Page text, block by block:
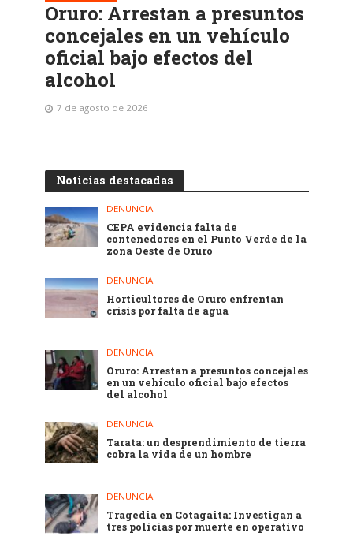
Oruro: Arrestan a presuntos
concejales en un vehículo
oficial bajo efectos del
alcohol
7 de agosto de 2026
Noticias destacadas
DENUNCIA
CEPA evidencia falta de
contenedores en el Punto Verde de la
zona Oeste de Oruro
DENUNCIA
Horticultores de Oruro enfrentan
crisis por falta de agua
DENUNCIA
Oruro: Arrestan a presuntos concejales
en un vehículo oficial bajo efectos
del alcohol
DENUNCIA
Tarata: un desprendimiento de tierra
cobra la vida de un hombre
DENUNCIA
Tragedia en Cotagaita: Investigan a
tres policías por muerte en operativo